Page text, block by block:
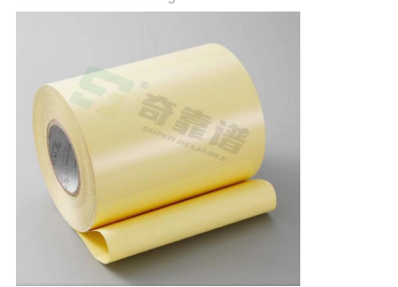
SITEMAP
PRIVACY
POLICY